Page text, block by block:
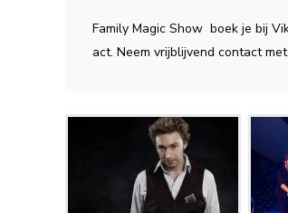
Family Magic Show boek je bij
act. Neem vrijblijvend contact